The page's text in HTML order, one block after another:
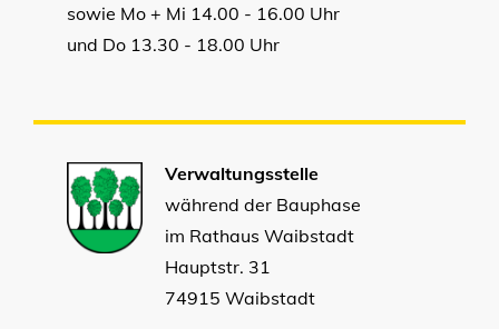
sowie Mo + Mi 14.00 - 16.00 Uhr
und Do 13.30 - 18.00 Uhr
Verwaltungsstelle
während der Bauphase
im Rathaus Waibstadt
Hauptstr. 31
74915 Waibstadt